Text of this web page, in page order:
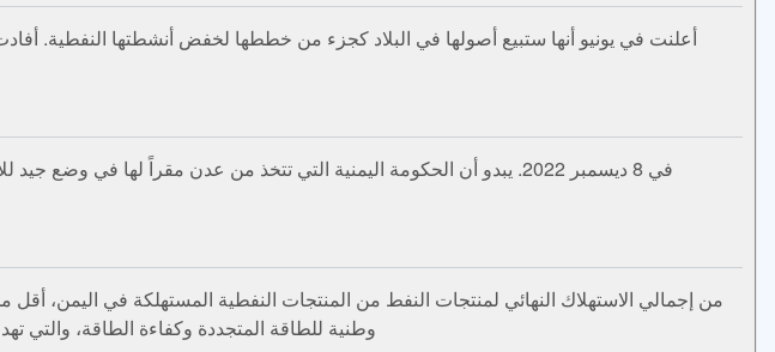
وطنية للطاقة المتجددة وكفاءة الطاقة، والتي تهدف إلى